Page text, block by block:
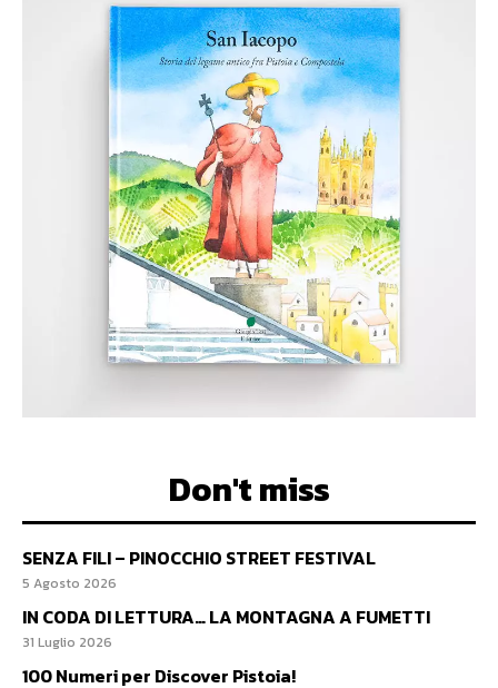
Don't miss
SENZA FILI – PINOCCHIO STREET FESTIVAL
5 Agosto 2026
IN CODA DI LETTURA… LA MONTAGNA A FUMETTI
31 Luglio 2026
100 Numeri per Discover Pistoia!